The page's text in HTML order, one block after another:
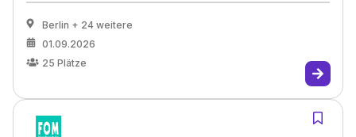
Berlin + 24 weitere
01.09.2026
25 Plätze